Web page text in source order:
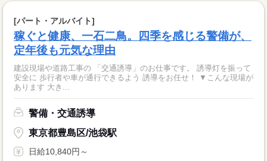
[パート・アルバイト]
稼ぐと健康、一石二鳥。四季を感じる警備が、
定年後も元気な理由
建設現場や道路工事の 「交通誘導」のお仕事です。 誘導灯を振って
安全に 歩行者や車が通行できるよう 誘導をお任せ！ ▼こんな現場が
あります 大き...
警備・交通誘導
東京都豊島区/池袋駅
日給10,840円～